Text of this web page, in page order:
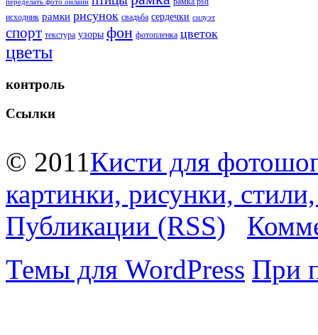
переделать фото онлайн
исходник рамки рисунок свадьба сердечки силуэт
спорт текстура узоры фон фотопленка цветок
цветы
контроль
Ссылки
© 2011Кисти для
картинки, рисунки,
Публикации (RSS)
Темы для WordPress При